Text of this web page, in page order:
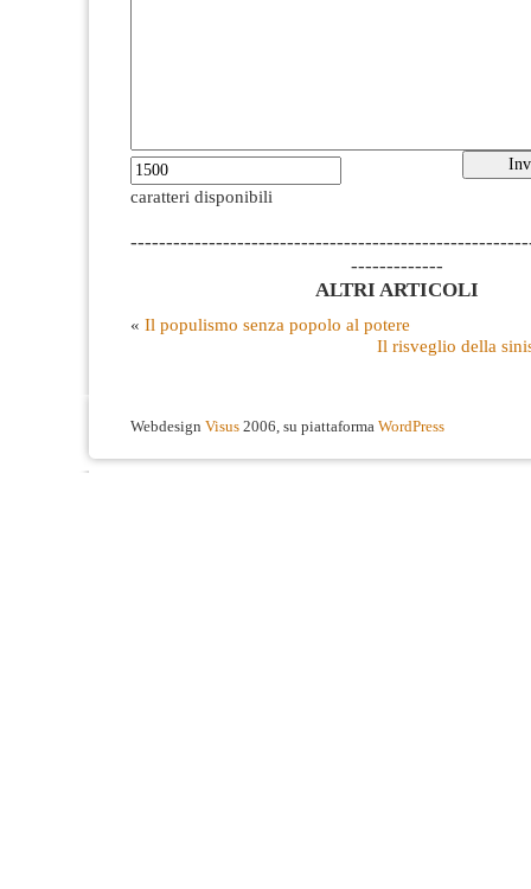
caratteri disponibili
-------------
ALTRI ARTICOLI
« Il populismo senza popolo al potere
Il risveglio della
Webdesign Visus 2006, su piattaforma WordPress